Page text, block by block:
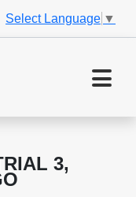
Select Language ▼
3,